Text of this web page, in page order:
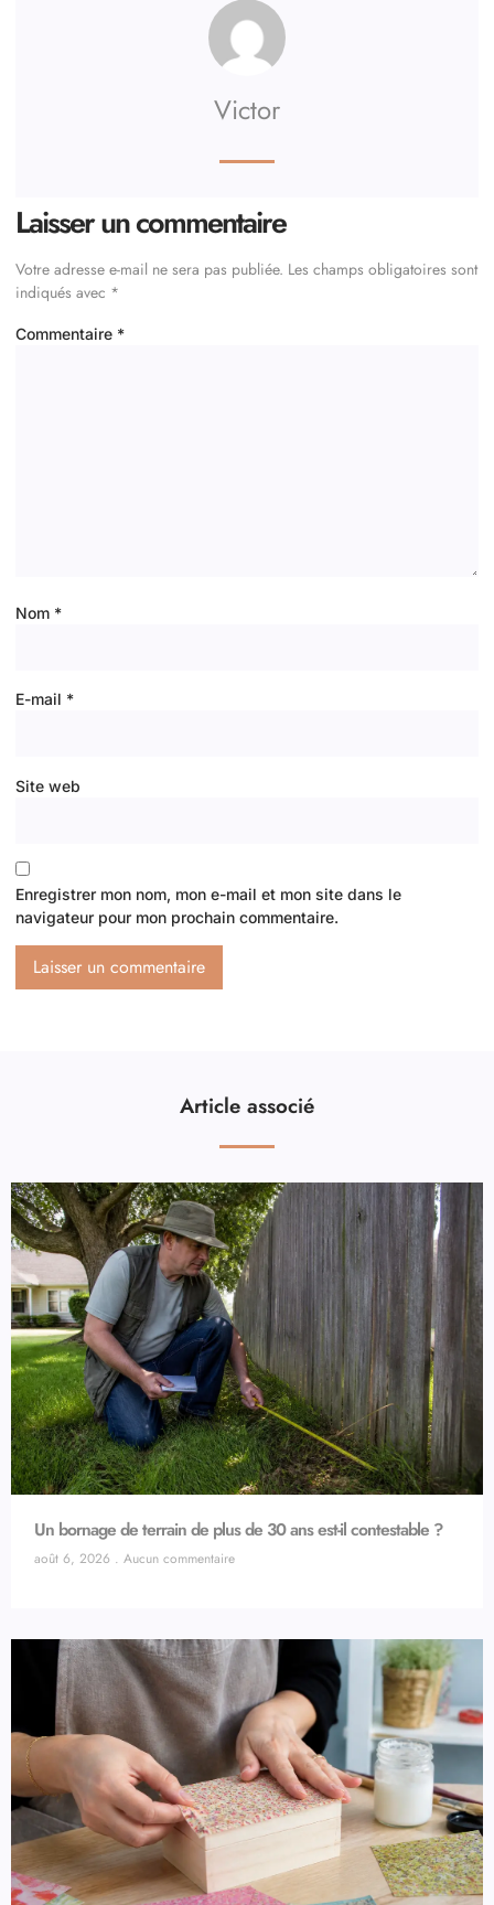
Victor
Laisser un commentaire
Votre adresse e-mail ne sera pas publiée. Les champs obligatoires sont
indiqués avec *
Commentaire *
Nom *
E-mail *
Site web
Enregistrer mon nom, mon e-mail et mon site dans le
navigateur pour mon prochain commentaire.
Article associé
Un bornage de terrain de plus de 30 ans est-il contestable ?
août 6, 2026 Aucun commentaire